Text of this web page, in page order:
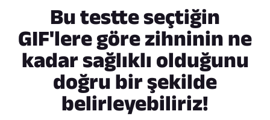
Bu testte seçtiğin
GIF'lere göre zihninin ne
kadar sağlıklı olduğunu
doğru bir şekilde
belirleyebiliriz!